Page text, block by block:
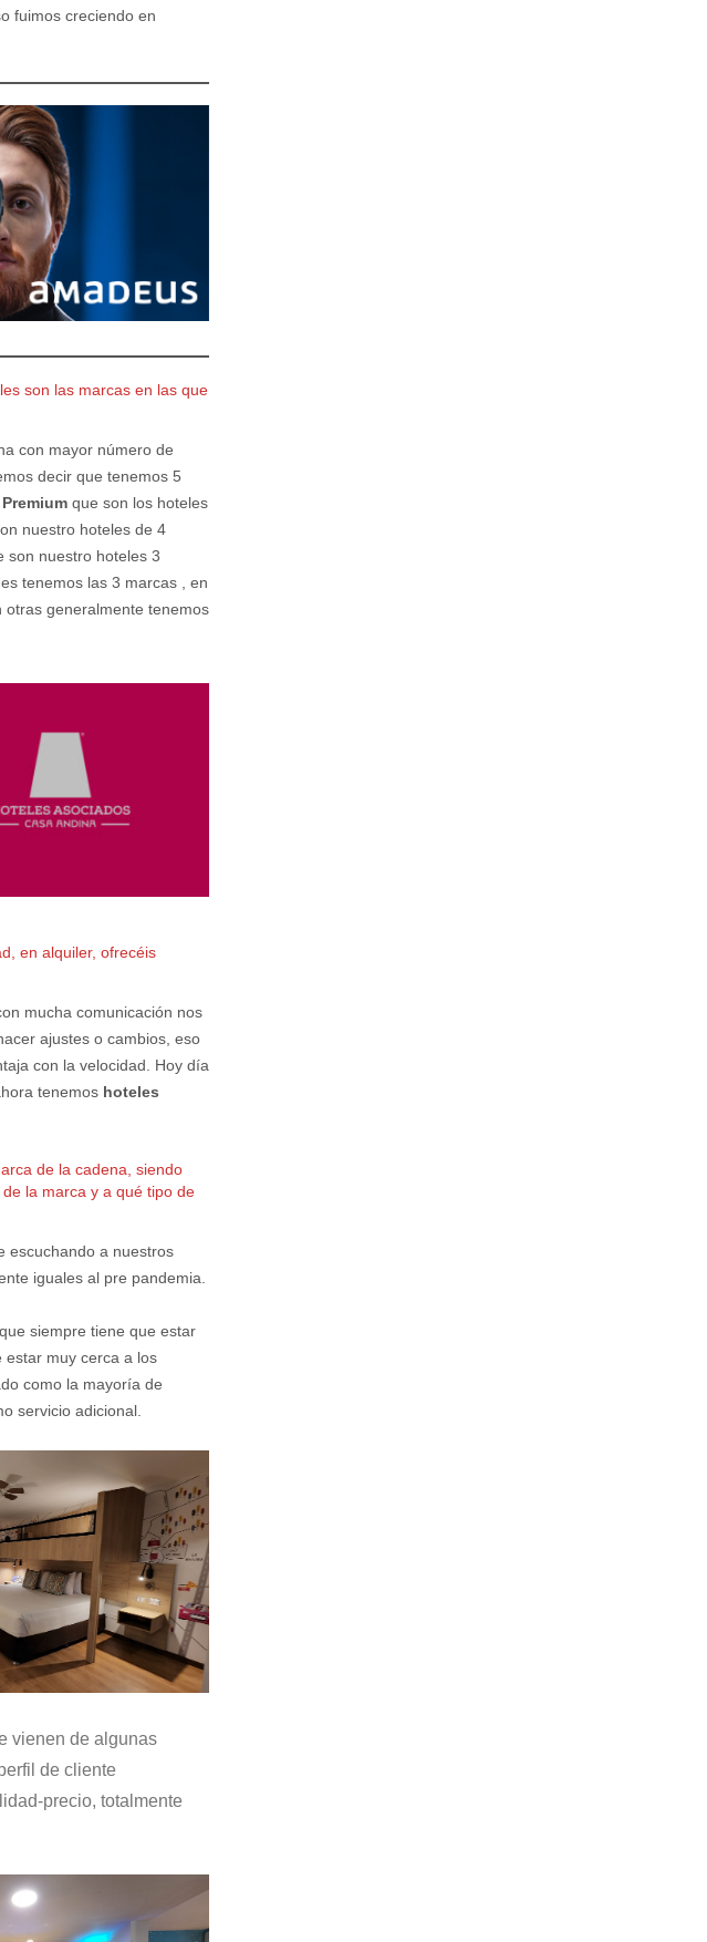
fuimos creciendo en
son las marcas en las que
con mayor número de
decir que tenemos 5
que son los hoteles
nuestro hoteles de 4
son nuestro hoteles 3
tenemos las 3 marcas , en
generalmente tenemos
en alquiler, ofrecéis
mucha comunicación nos
ajustes o cambios, eso
con la velocidad. Hoy día
tenemos hoteles
de la cadena, siendo
la marca y a qué tipo de
escuchando a nuestros
iguales al pre pandemia.
siempre tiene que estar
estar muy cerca a los
como la mayoría de
servicio adicional.
vienen de algunas
de cliente
precio, totalmente